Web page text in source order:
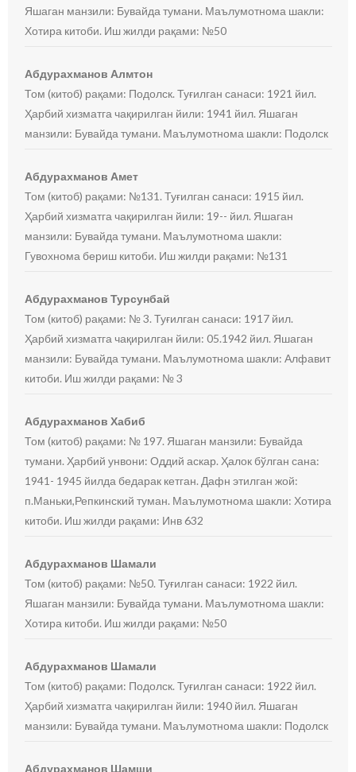
Яшаган манзили: Бувайда тумани. Маълумотнома шакли:
Хотира китоби. Иш жилди рақами: №50
Абдурахманов Алмтон
Том (китоб) рақами: Подолск. Туғилган санаси: 1921 йил.
Ҳарбий хизматга чақирилган йили: 1941 йил. Яшаган
манзили: Бувайда тумани. Маълумотнома шакли: Подолск
Абдурахманов Амет
Том (китоб) рақами: №131. Туғилган санаси: 1915 йил.
Ҳарбий хизматга чақирилган йили: 19-- йил. Яшаган
манзили: Бувайда тумани. Маълумотнома шакли:
Гувохнома бериш китоби. Иш жилди рақами: №131
Абдурахманов Турсунбай
Том (китоб) рақами: № 3. Туғилган санаси: 1917 йил.
Ҳарбий хизматга чақирилган йили: 05.1942 йил. Яшаган
манзили: Бувайда тумани. Маълумотнома шакли: Алфавит
китоби. Иш жилди рақами: № 3
Абдурахманов Хабиб
Том (китоб) рақами: № 197. Яшаган манзили: Бувайда
тумани. Ҳарбий унвони: Оддий аскар. Ҳалок бўлган сана:
1941- 1945 йилда бедарак кетган. Дафн этилган жой:
п.Маньки,Репкинский туман. Маълумотнома шакли: Хотира
китоби. Иш жилди рақами: Инв 632
Абдурахманов Шамали
Том (китоб) рақами: №50. Туғилган санаси: 1922 йил.
Яшаган манзили: Бувайда тумани. Маълумотнома шакли:
Хотира китоби. Иш жилди рақами: №50
Абдурахманов Шамали
Том (китоб) рақами: Подолск. Туғилган санаси: 1922 йил.
Ҳарбий хизматга чақирилган йили: 1940 йил. Яшаган
манзили: Бувайда тумани. Маълумотнома шакли: Подолск
Абдурахманов Шамши